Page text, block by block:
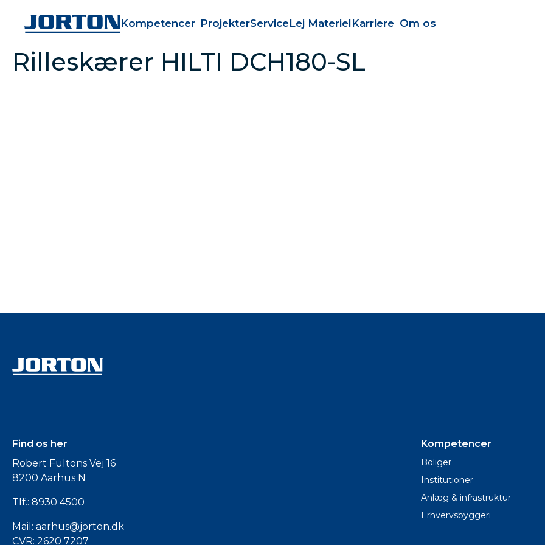
Kompetencer ProjekterServiceLej MaterielKarriere Om os
Rilleskærer HILTI DCH180-SL
Find os her
Robert Fultons Vej 16
8200 Aarhus N
Tlf.: 8930 4500
Mail: aarhus@jorton.dk
CVR: 2620 7207
Kompetencer
Boliger
Institutioner
Anlæg & infrastruktur
Erhvervsbyggeri